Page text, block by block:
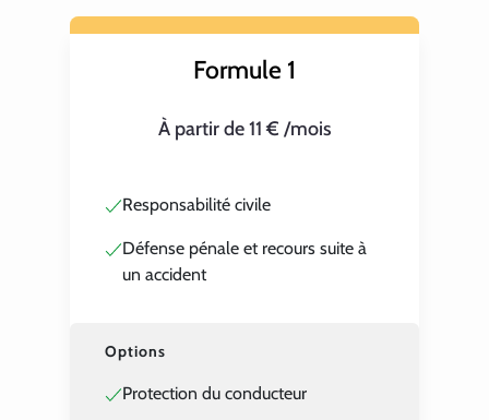
Formule 1
À partir de 11 € /mois
Responsabilité civile
Défense pénale et recours suite à
un accident
Options
Protection du conducteur